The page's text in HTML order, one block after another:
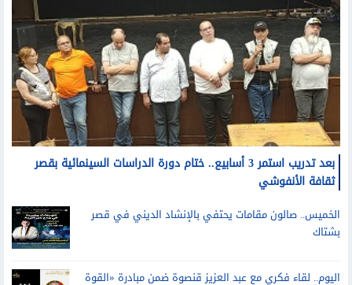
بعد تدريب استمر 3 أسابيع.. ختام دورة الدراسات السينمائية بقصر
ثقافة الأنفوشي
بشتاك
في شبابنا» بالأعلى للثقافة